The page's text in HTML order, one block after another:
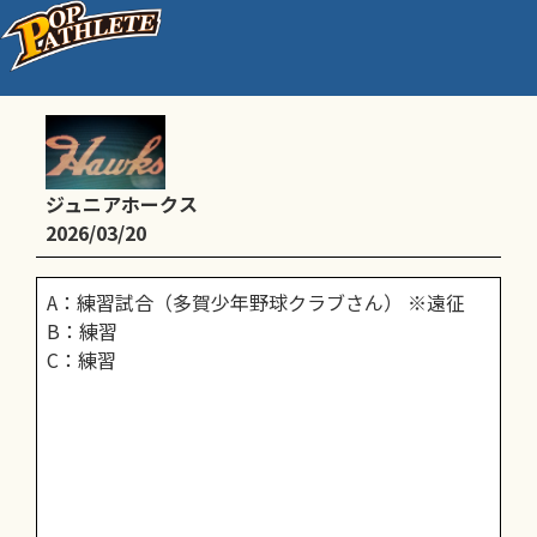
A：練習試合（遠征）
ジュニアホークス
2026/03/20
A：練習試合（多賀少年野球クラブさん） ※遠征
B：練習
C：練習